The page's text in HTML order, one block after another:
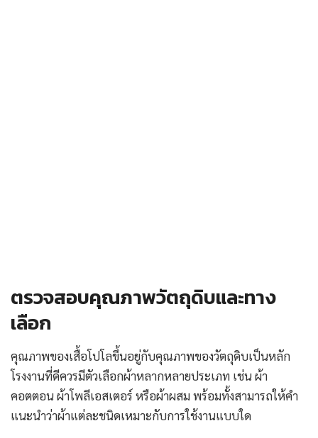
ตรวจสอบคุณภาพวัตถุดิบและทาง
เลือก
คุณภาพของเสื้อโปโลขึ้นอยู่กับคุณภาพของวัตถุดิบเป็นหลัก
โรงงานที่ดีควรมีตัวเลือกผ้าหลากหลายประเภท เช่น ผ้า
คอตตอน ผ้าโพลีเอสเตอร์ หรือผ้าผสม พร้อมทั้งสามารถให้คำ
แนะนำว่าผ้าแต่ละชนิดเหมาะกับการใช้งานแบบใด